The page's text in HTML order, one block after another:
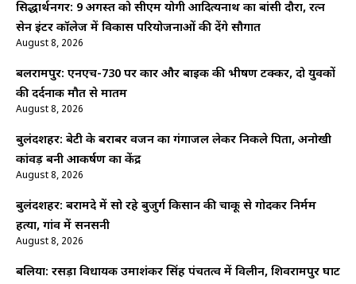
सिद्धार्थनगर: 9 अगस्त को सीएम योगी आदित्यनाथ का बांसी दौरा, रत्न
सेन इंटर कॉलेज में विकास परियोजनाओं की देंगे सौगात
August 8, 2026
बलरामपुर: एनएच-730 पर कार और बाइक की भीषण टक्कर, दो युवकों
की दर्दनाक मौत से मातम
August 8, 2026
बुलंदशहर: बेटी के बराबर वजन का गंगाजल लेकर निकले पिता, अनोखी
कांवड़ बनी आकर्षण का केंद्र
August 8, 2026
बुलंदशहर: बरामदे में सो रहे बुजुर्ग किसान की चाकू से गोदकर निर्मम
हत्या, गांव में सनसनी
August 8, 2026
बलिया: रसड़ा विधायक उमाशंकर सिंह पंचतत्व में विलीन, शिवरामपुर घाट